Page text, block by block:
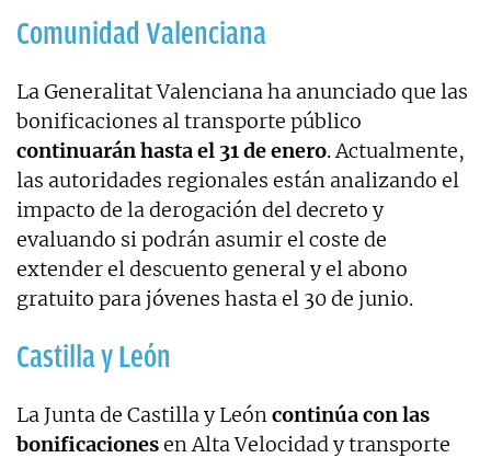
Comunidad Valenciana
La Generalitat Valenciana ha anunciado que las
bonificaciones al transporte público
continuarán hasta el 31 de enero. Actualmente,
las autoridades regionales están analizando el
impacto de la derogación del decreto y
evaluando si podrán asumir el coste de
extender el descuento general y el abono
gratuito para jóvenes hasta el 30 de junio.
Castilla y León
La Junta de Castilla y Leóncontinúa con las
bonificacionesen Alta Velocidad y transporte